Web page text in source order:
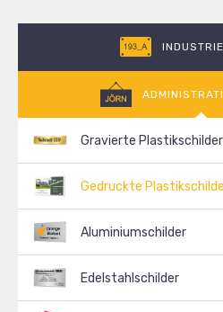
Gravierte Plastikschilder
Gedruckte
Aluminiumschilder
Edelstahlschilder